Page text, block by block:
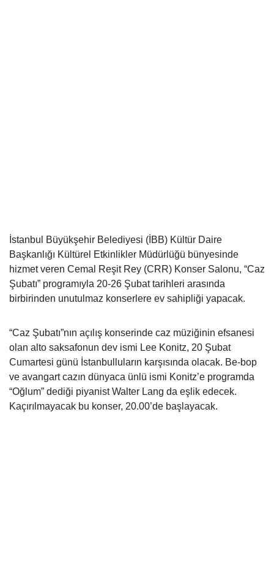
İstanbul Büyükşehir Belediyesi (İBB) Kültür Daire
Başkanlığı Kültürel Etkinlikler Müdürlüğü bünyesinde
hizmet veren Cemal Reşit Rey (CRR) Konser Salonu, “Caz
Şubatı” programıyla 20-26 Şubat tarihleri arasında
birbirinden unutulmaz konserlere ev sahipliği yapacak.
“Caz Şubatı”nın açılış konserinde caz müziğinin efsanesi
olan alto saksafonun dev ismi Lee Konitz, 20 Şubat
Cumartesi günü İstanbulluların karşısında olacak. Be-bop
ve avangart cazın dünyaca ünlü ismi Konitz’e programda
“Oğlum” dediği piyanist Walter Lang da eşlik edecek.
Kaçırılmayacak bu konser, 20.00’de başlayacak.